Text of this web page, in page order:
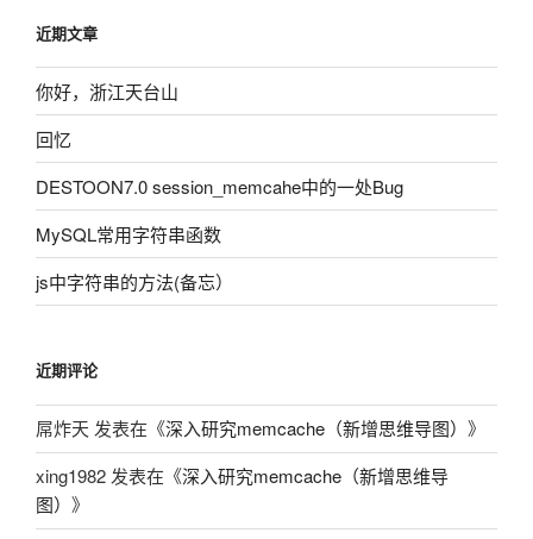
近期文章
你好，浙江天台山
回忆
DESTOON7.0 session_memcahe中的一处Bug
MySQL常用字符串函数
js中字符串的方法(备忘）
近期评论
屌炸天 发表在《深入研究memcache（新增思维导图） 》
xing1982发表在《深入研究memcache（新增思维导
图） 》